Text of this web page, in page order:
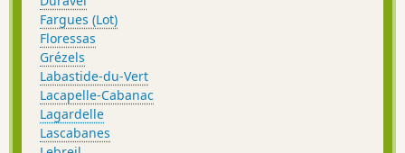
Fargues (Lot)
Floressas
Grézels
Labastide-du-Vert
Lacapelle-Cabanac
Lagardelle
Lascabanes